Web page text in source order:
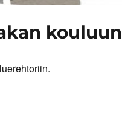
kouluun